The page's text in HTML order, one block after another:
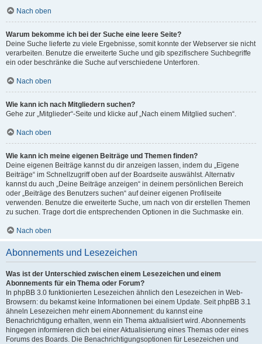
Nach oben
Warum bekomme ich bei der Suche eine leere Seite?
Deine Suche lieferte zu viele Ergebnisse, somit konnte der Webserver sie nicht
verarbeiten. Benutze die erweiterte Suche und gib spezifischere Suchbegriffe
ein oder beschränke die Suche auf verschiedene Unterforen.
Nach oben
Wie kann ich nach Mitgliedern suchen?
Gehe zur „Mitglieder“-Seite und klicke auf „Nach einem Mitglied suchen“.
Nach oben
Wie kann ich meine eigenen Beiträge und Themen finden?
Deine eigenen Beiträge kannst du dir anzeigen lassen, indem du „Eigene
Beiträge“ im Schnellzugriff oben auf der Boardseite auswählst. Alternativ
kannst du auch „Deine Beiträge anzeigen“ in deinem persönlichen Bereich
oder „Beiträge des Benutzers suchen“ auf deiner eigenen Profilseite
verwenden. Benutze die erweiterte Suche, um nach von dir erstellen Themen
zu suchen. Trage dort die entsprechenden Optionen in die Suchmaske ein.
Nach oben
Abonnements und Lesezeichen
Was ist der Unterschied zwischen einem Lesezeichen und einem
Abonnements für ein Thema oder Forum?
In phpBB 3.0 funktionierten Lesezeichen ähnlich den Lesezeichen in Web-
Browsern: du bekamst keine Informationen bei einem Update. Seit phpBB 3.1
ähneln Lesezeichen mehr einem Abonnement: du kannst eine
Benachrichtigung erhalten, wenn ein Thema aktualisiert wird. Abonnements
hingegen informieren dich bei einer Aktualisierung eines Themas oder eines
Forums des Boards. Die Benachrichtigungsoptionen für Lesezeichen und